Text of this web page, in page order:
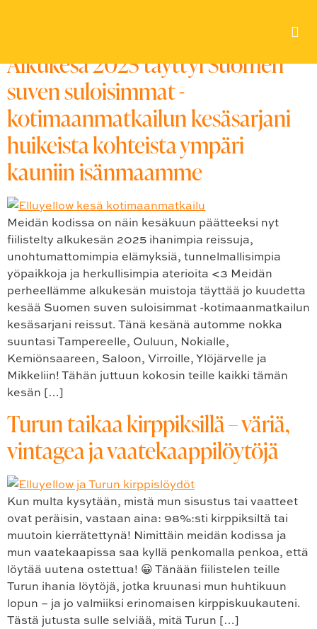
Alkukesä 2025 täyttyi Suomen
suven suloisimmat -
kotimaanmatkailun kesäsarjani
huikeista kohteista ympäri
kauniin isänmaamme
Meidän kodissa on näin kesäkuun päätteeksi nyt
fiilistelty alkukesän 2025 ihanimpia reissuja,
unohtumattomimpia elämyksiä, tunnelmallisimpia
yöpaikkoja ja herkullisimpia aterioita <3 Meidän
perheellämme alkukesän muistoja täyttää jo kuudetta
kesää Suomen suven suloisimmat -kotimaanmatkailun
kesäsarjani reissut. Tänä kesänä automme nokka
suuntasi Tampereelle, Ouluun, Nokialle,
Kemiönsaareen, Saloon, Virroille, Ylöjärvelle ja
Mikkeliin! Tähän juttuun kokosin teille kaikki tämän
kesän […]
Turun taikaa kirppiksillä – väriä,
vintagea ja vaatekaappilöytöjä
Kun multa kysytään, mistä mun sisustus tai vaatteet
ovat peräisin, vastaan aina: 98%:sti kirppiksiltä tai
muutoin kierrätettynä! Nimittäin meidän kodissa ja
mun vaatekaapissa saa kyllä penkomalla penkoa, että
löytää uutena ostettua! 😀 Tänään fiilistelen teille
Turun ihania löytöjä, jotka kruunasi mun huhtikuun
lopun – ja jo valmiiksi erinomaisen kirppiskuukauteni.
Tästä jutusta sulle selviää, mitä Turun […]